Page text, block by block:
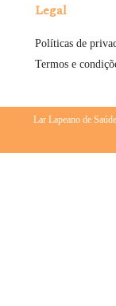
Legal
Políticas de
Termos e
Lar Lapeano de